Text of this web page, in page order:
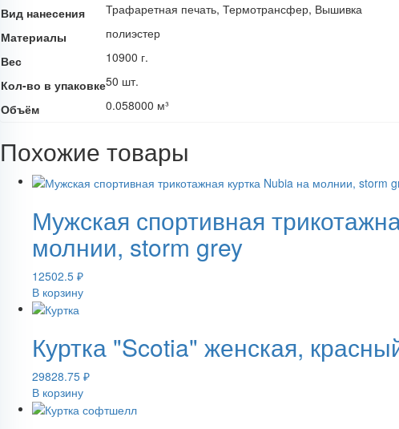
Вид нанесения
Трафаретная печать, Термотрансфер, Вышивка
Материалы
полиэстер
Вес
10900 г.
Кол-во в упаковке50 шт.
Объём
0.058000 м³
Похожие товары
Мужская спортивная
молнии, storm grey
12502.5 ₽
В корзину
Куртка "Scotia" женская,
29828.75 ₽
В корзину